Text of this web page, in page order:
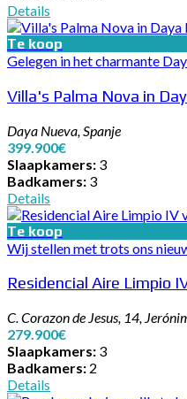
Details
Te koop
Gelegen in het charmante
Villa's Palma Nova in
Daya Nueva, Spanje
399.900€
Slaapkamers: 3
Badkamers: 3
Details
Te koop
Wij stellen met trots ons
Residencial Aire Limpio
C. Corazon de Jesus, 14,
279.900€
Slaapkamers: 3
Badkamers: 2
Details